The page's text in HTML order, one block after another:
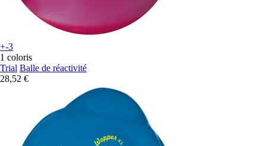
+-3
1 coloris
Trial Balle de réactivité
28,52 €